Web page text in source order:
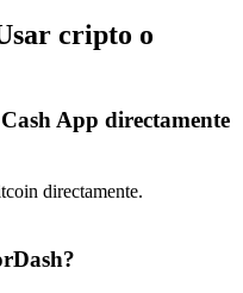
cripto o
App directamente
directamente.